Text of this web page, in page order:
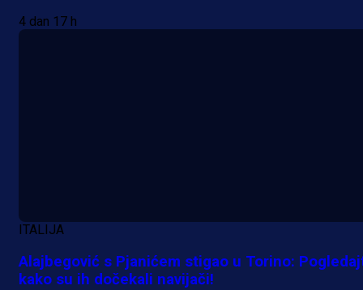
4 dan 17 h
ITALIJA
Alajbegović s Pjanićem stigao u Torino:
kako su ih dočekali navijači!